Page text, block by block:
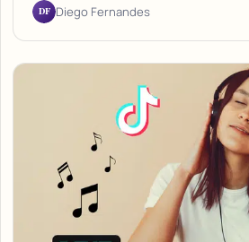
DF Diego Fernandes